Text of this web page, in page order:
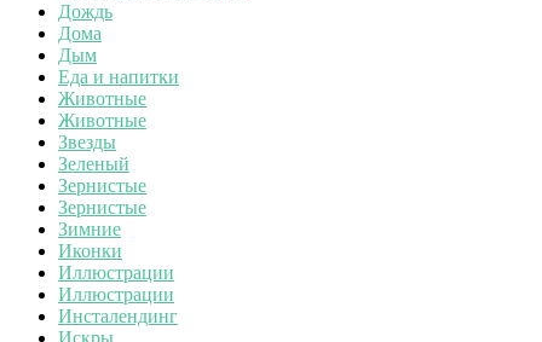
Дождь
Дома
Дым
Еда и напитки
Животные
Животные
Звезды
Зеленый
Зернистые
Зернистые
Зимние
Иконки
Иллюстрации
Иллюстрации
Инсталендинг
Искры